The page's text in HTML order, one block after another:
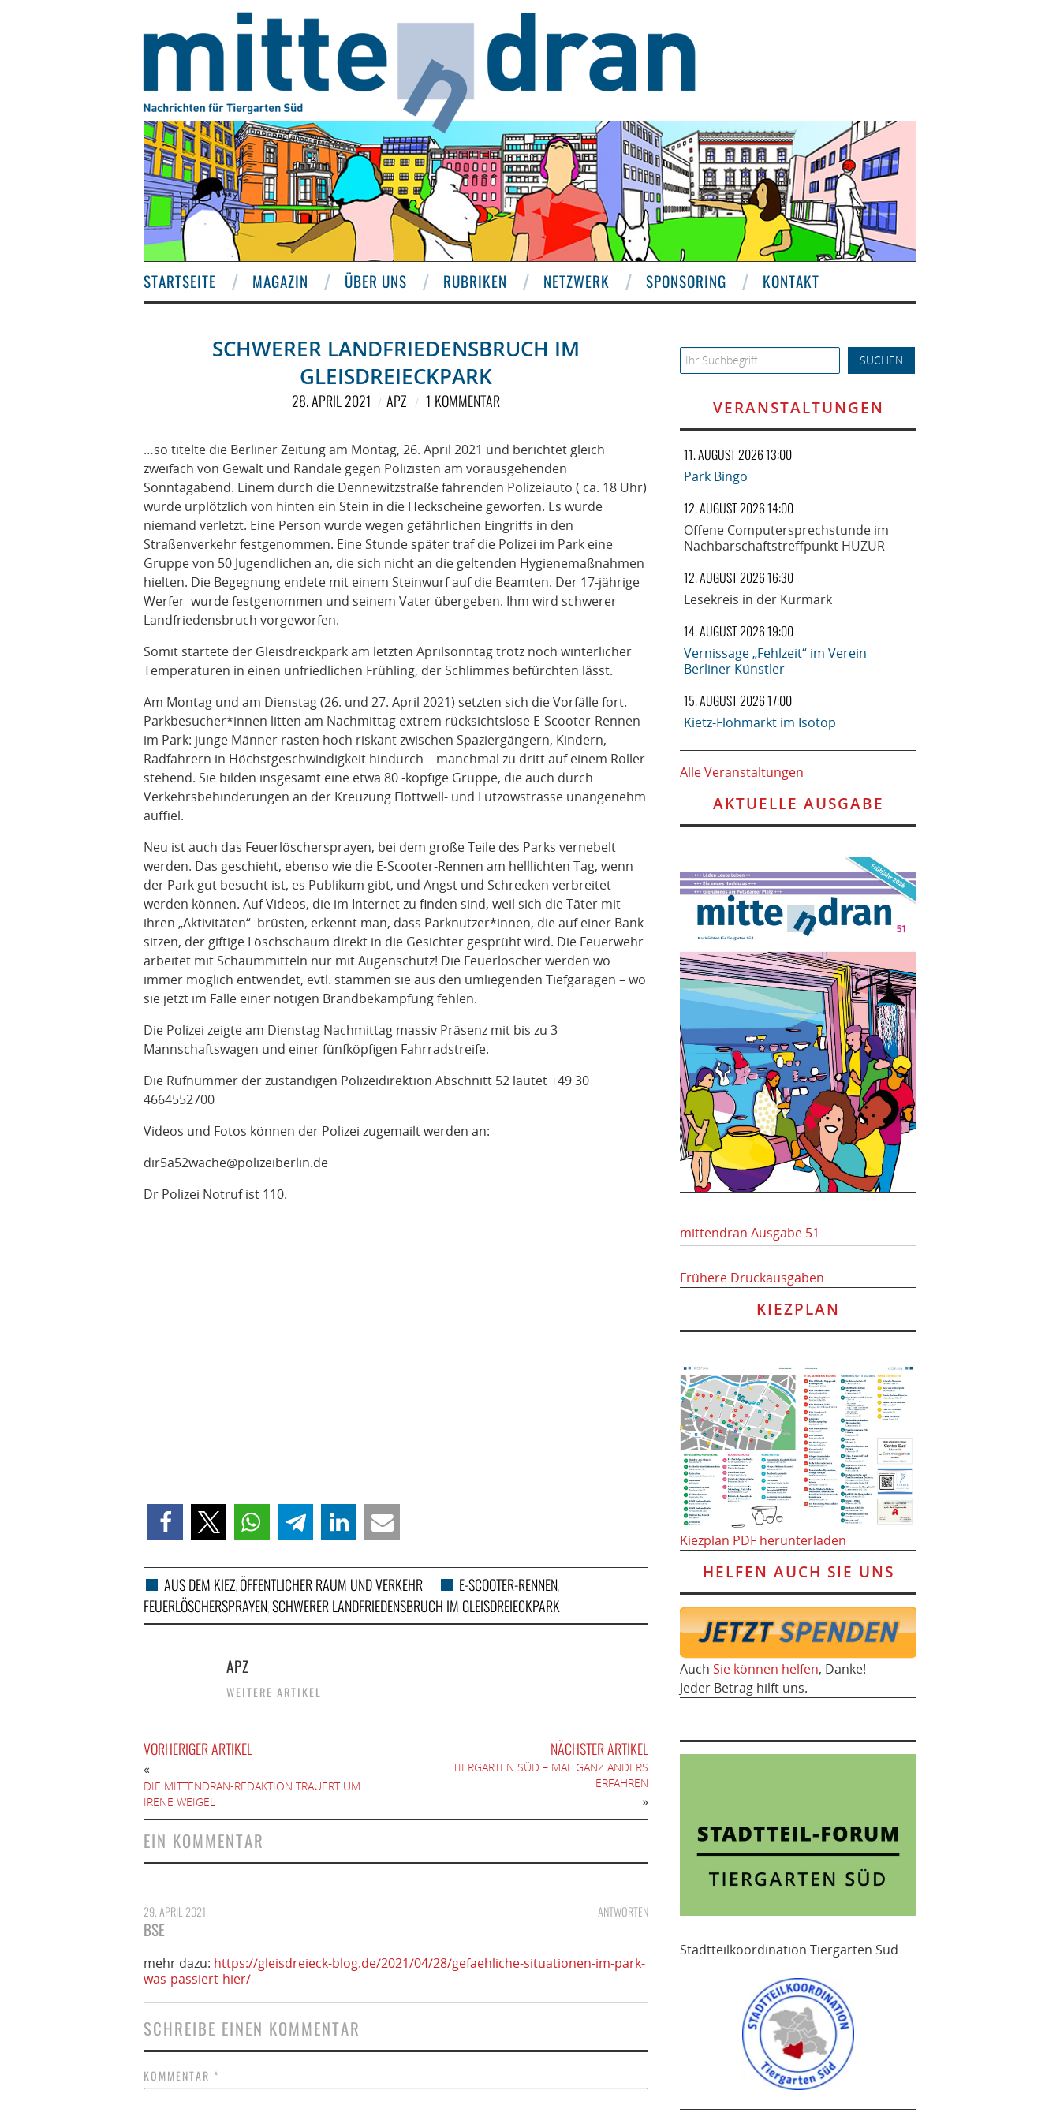
STARTSEITE MAGAZIN ÜBER UNS RUBRIKEN NETZWERK SPONSORING KONTAKT
SCHWERER LANDFRIEDENSBRUCH IM
GLEISDREIECKPARK
28. APRIL 2021 APZ 1 KOMMENTAR
…so titelte die Berliner Zeitung am Montag, 26. April 2021 und berichtet gleich
zweifach von Gewalt und Randale gegen Polizisten am vorausgehenden
Sonntagabend. Einem durch die Dennewitzstraße fahrenden Polizeiauto ( ca. 18 Uhr)
wurde urplötzlich von hinten ein Stein in die Heckscheine geworfen. Es wurde
niemand verletzt. Eine Person wurde wegen gefährlichen Eingriffs in den
Straßenverkehr festgenommen. Eine Stunde später traf die Polizei im Park eine
Gruppe von 50 Jugendlichen an, die sich nicht an die geltenden Hygienemaßnahmen
hielten. Die Begegnung endete mit einem Steinwurf auf die Beamten. Der 17-jährige
Werfer wurde festgenommen und seinem Vater übergeben. Ihm wird schwerer
Landfriedensbruch vorgeworfen.
Somit startete der Gleisdreickpark am letzten Aprilsonntag trotz noch winterlicher
Temperaturen in einen unfriedlichen Frühling, der Schlimmes befürchten lässt.
Am Montag und am Dienstag (26. und 27. April 2021) setzten sich die Vorfälle fort.
Parkbesucher*innen litten am Nachmittag extrem rücksichtslose E-Scooter-Rennen
im Park: junge Männer rasten hoch riskant zwischen Spaziergängern, Kindern,
Radfahrern in Höchstgeschwindigkeit hindurch – manchmal zu dritt auf einem Roller
stehend. Sie bilden insgesamt eine etwa 80 -köpfige Gruppe, die auch durch
Verkehrsbehinderungen an der Kreuzung Flottwell- und Lützowstrasse unangenehm
auffiel.
Neu ist auch das Feuerlöschersprayen, bei dem große Teile des Parks vernebelt
werden. Das geschieht, ebenso wie die E-Scooter-Rennen am helllichten Tag, wenn
der Park gut besucht ist, es Publikum gibt, und Angst und Schrecken verbreitet
werden können. Auf Videos, die im Internet zu finden sind, weil sich die Täter mit
ihren „Aktivitäten“ brüsten, erkennt man, dass Parknutzer*innen, die auf einer Bank
sitzen, der giftige Löschschaum direkt in die Gesichter gesprüht wird. Die Feuerwehr
arbeitet mit Schaummitteln nur mit Augenschutz! Die Feuerlöscher werden wo
immer möglich entwendet, evtl. stammen sie aus den umliegenden Tiefgaragen – wo
sie jetzt im Falle einer nötigen Brandbekämpfung fehlen.
Die Polizei zeigte am Dienstag Nachmittag massiv Präsenz mit bis zu 3
Mannschaftswagen und einer fünfköpfigen Fahrradstreife.
Die Rufnummer der zuständigen Polizeidirektion Abschnitt 52 lautet +49 30
4664552700
Videos und Fotos können der Polizei zugemailt werden an:
dir5a52wache@polizeiberlin.de
Dr Polizei Notruf ist 110.
AUS DEM KIEZ, ÖFFENTLICHER RAUM UND VERKEHR E-SCOOTER-RENNEN,
FEUERLÖSCHERSPRAYEN,SCHWERER LANDFRIEDENSBRUCH IM GLEISDREIECKPARK
APZ
WEITERE ARTIKEL
VORHERIGER ARTIKEL
«
DIE MITTENDRAN-REDAKTION TRAUERT UM
IRENE WEIGEL
NÄCHSTER ARTIKEL
TIERGARTEN SÜD – MAL GANZ ANDERS
ERFAHREN
»
EIN KOMMENTAR
ANTWORTEN
29. APRIL 2021
BSE
mehr dazu: https://gleisdreieck-blog.de/2021/04/28/gefaehliche-situationen-im-park-
was-passiert-hier/
SCHREIBE EINEN KOMMENTAR
KOMMENTAR *
Search for:
VERANSTALTUNGEN
11. AUGUST 2026 13:00
Park Bingo
12. AUGUST 2026 14:00
Offene Computersprechstunde im
Nachbarschaftstreffpunkt HUZUR
12. AUGUST 2026 16:30
Lesekreis in der Kurmark
14. AUGUST 2026 19:00
Vernissage „Fehlzeit“ im Verein
Berliner Künstler
15. AUGUST 2026 17:00
Kietz-Flohmarkt im Isotop
Alle Veranstaltungen
AKTUELLE AUSGABE
mittendran Ausgabe 51
Frühere Druckausgaben
KIEZPLAN
Kiezplan PDF herunterladen
HELFEN AUCH SIE UNS
Auch Sie können helfen, Danke!
Jeder Betrag hilft uns.
Stadtteilkoordination Tiergarten Süd